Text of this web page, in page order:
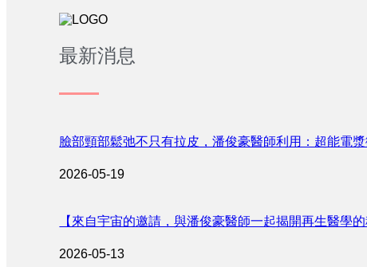
最新消息
臉部頸部鬆弛不只有拉皮，潘俊豪醫師利用：超能電
2026-05-19
【來自宇宙的邀請，與潘俊豪醫師一起揭開再生醫學的
2026-05-13